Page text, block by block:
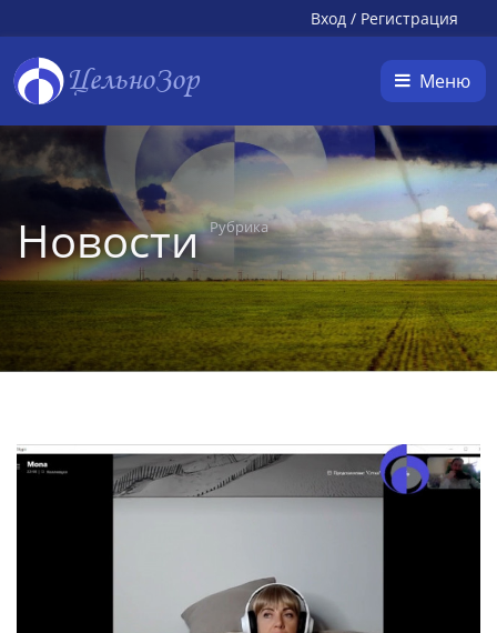
Вход / Регистрация
ЦельноЗор Меню
НовостиРубрика